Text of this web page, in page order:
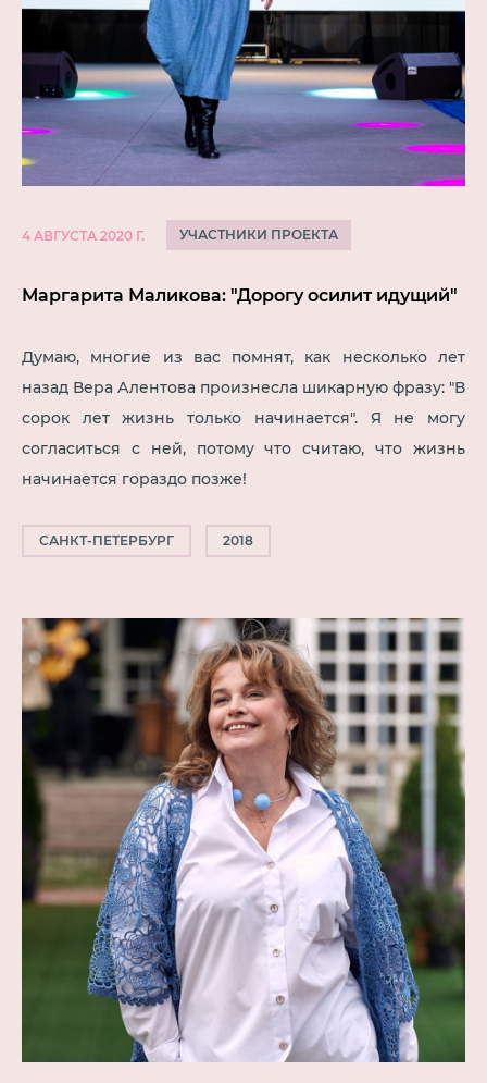
4 АВГУСТА 2020 Г. УЧАСТНИКИ ПРОЕКТА
Маргарита Маликова: "Дорогу осилит идущий"
Думаю, многие из вас помнят, как несколько лет
назад Вера Алентова произнесла шикарную фразу: "В
сорок лет жизнь только начинается". Я не могу
согласиться с ней, потому что считаю, что жизнь
начинается гораздо позже!
САНКТ-ПЕТЕРБУРГ 2018